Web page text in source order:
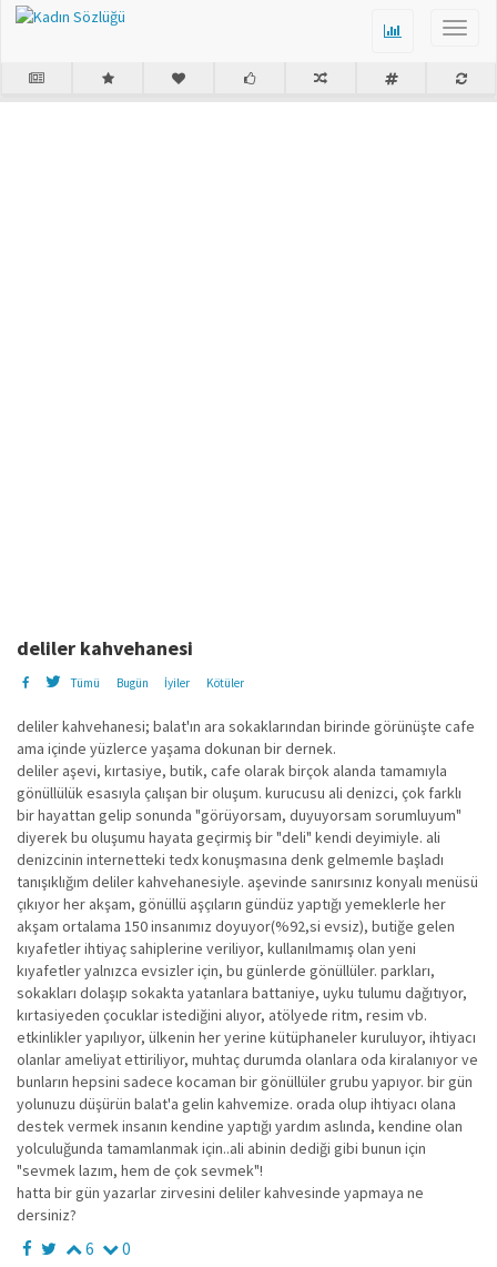
deliler kahvehanesi
Tümü Bugün İyiler Kötüler
deliler kahvehanesi; balat'ın ara sokaklarından birinde görünüşte cafe
ama içinde yüzlerce yaşama dokunan bir dernek.
deliler aşevi, kırtasiye, butik, cafe olarak birçok alanda tamamıyla
gönüllülük esasıyla çalışan bir oluşum. kurucusu ali denizci, çok farklı
bir hayattan gelip sonunda "görüyorsam, duyuyorsam sorumluyum"
diyerek bu oluşumu hayata geçirmiş bir "deli" kendi deyimiyle. ali
denizcinin internetteki tedx konuşmasına denk gelmemle başladı
tanışıklığım deliler kahvehanesiyle. aşevinde sanırsınız konyalı menüsü
çıkıyor her akşam, gönüllü aşçıların gündüz yaptığı yemeklerle her
akşam ortalama 150 insanımız doyuyor(%92,si evsiz), butiğe gelen
kıyafetler ihtiyaç sahiplerine veriliyor, kullanılmamış olan yeni
kıyafetler yalnızca evsizler için, bu günlerde gönüllüler. parkları,
sokakları dolaşıp sokakta yatanlara battaniye, uyku tulumu dağıtıyor,
kırtasiyeden çocuklar istediğini alıyor, atölyede ritm, resim vb.
etkinlikler yapılıyor, ülkenin her yerine kütüphaneler kuruluyor, ihtiyacı
olanlar ameliyat ettiriliyor, muhtaç durumda olanlara oda kiralanıyor ve
bunların hepsini sadece kocaman bir gönüllüler grubu yapıyor. bir gün
yolunuzu düşürün balat'a gelin kahvemize. orada olup ihtiyacı olana
destek vermek insanın kendine yaptığı yardım aslında, kendine olan
yolculuğunda tamamlanmak için..ali abinin dediği gibi bunun için
"sevmek lazım, hem de çok sevmek"!
hatta bir gün yazarlar zirvesini deliler kahvesinde yapmaya ne
dersiniz?
6 0